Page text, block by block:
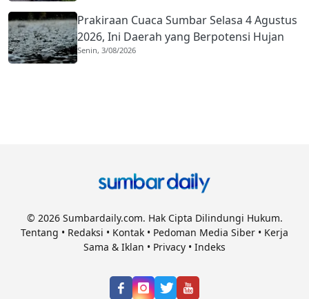
Prakiraan Cuaca Sumbar Selasa 4 Agustus
2026, Ini Daerah yang Berpotensi Hujan
Senin, 3/08/2026
© 2026 Sumbardaily.com. Hak Cipta Dilindungi Hukum.
Tentang • Redaksi • Kontak • Pedoman Media Siber • Kerja
Sama & Iklan • Privacy • Indeks